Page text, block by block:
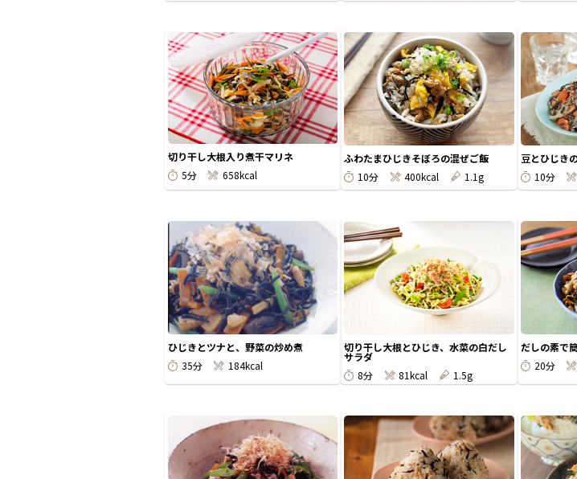
切り干し大根入り煮干マリネ
5分
658kcal
ふわたまひじきそぼろの混ぜご飯
10分
400kcal 1.1g
豆とひじき
10分
ひじきとツナと、野菜の炒め煮
35分
184kcal
切り干し大根とひじき、水菜の白だし
サラダ
8分
81kcal 1.5g
だしの素で
20分